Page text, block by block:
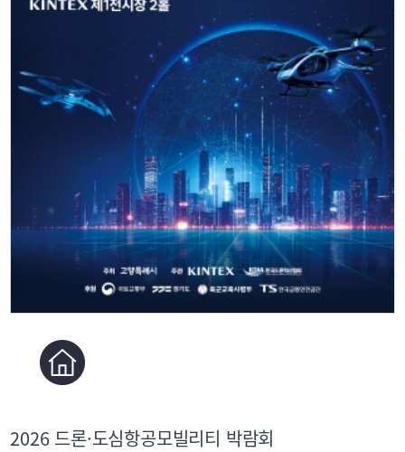
2026 드론·도심항공모빌리티 박람회